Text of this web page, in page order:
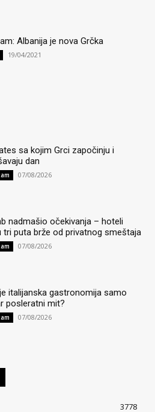
Albanija je nova Grčka
19/04/2021
sa kojim Grci započinju i
dan
07/08/2026
nadmašio očekivanja – hoteli
tri puta brže od privatnog smeštaja
07/08/2026
italijanska gastronomija samo
posleratni mit?
07/08/2026
3778